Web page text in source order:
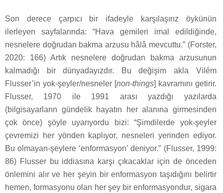
Son derece çarpıcı bir ifadeyle karşılaşırız öykünün
ilerleyen sayfalarında: “Hava gemileri imal edildiğinde,
nesnelere doğrudan bakma arzusu hâlâ mevcuttu.” (Forster,
2020: 166) Artık nesnelere doğrudan bakma arzusunun
kalmadığı bir dünyadayızdır. Bu değişim akla Vilém
Flusser’in yok-şeyler/nesneler [non-things] kavramını getirir.
Flusser, 1970 ile 1991 arası yazdığı yazılarda
(bilgisayarların gündelik hayatın her alanına girmesinden
çok önce) şöyle uyarıyordu bizi: “Şimdilerde yok-şeyler
çevremizi her yönden kaplıyor, nesneleri yerinden ediyor.
Bu olmayan-şeylere ‘enformasyon’ deniyor.” (Flusser, 1999:
86) Flusser bu iddiasına karşı çıkacaklar için de önceden
önlemini alır ve her şeyin bir enformasyon taşıdığını belirtir
hemen, formasyonu olan her şey bir enformasyondur, sigara